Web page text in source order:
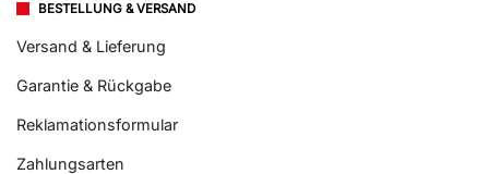
BESTELLUNG & VERSAND
Versand & Lieferung
Garantie & Rückgabe
Reklamationsformular
Zahlungsarten